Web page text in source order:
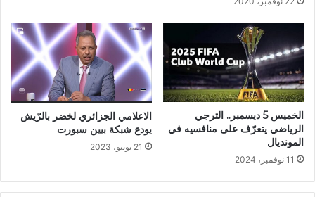
الخميس 5 ديسمبر.. الترجي
الرياضي يتعرّف على منافسيه في
المونديال
11 نوفمبر، 2024
الاعلامي الجزائري لخضر بالرّيش
يودع شبكة بيين سبورت
21 يونيو، 2023